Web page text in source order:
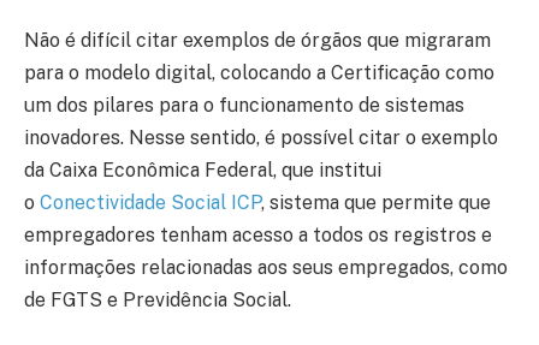
Não é difícil citar exemplos de órgãos que migraram
para o modelo digital, colocando a Certificação como
um dos pilares para o funcionamento de sistemas
inovadores. Nesse sentido, é possível citar o exemplo
da Caixa Econômica Federal, que institui
o Conectividade Social ICP, sistema que permite que
empregadores tenham acesso a todos os registros e
informações relacionadas aos seus empregados, como
de FGTS e Previdência Social.